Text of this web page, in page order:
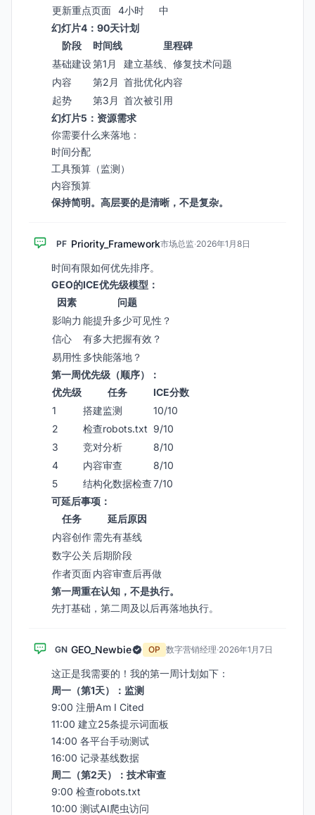
更新重点页面 4小时
中
幻灯片4：90天计划
阶段
时间线
里程碑
基础建设第1月
建立基线、修复技术问题
内容
第2月 首批优化内容
起势
第3月 首次被引用
幻灯片5：资源需求
你需要什么来落地：
时间分配
工具预算（监测）
内容预算
保持简明。高层要的是清晰，不是复杂。
PF Priority_Framework市场总监·2026年1月8日
时间有限如何优先排序。
GEO的ICE优先级模型：
因素
问题
影响力 能提升多少可见性？
信心
有多大把握有效？
易用性 多快能落地？
第一周优先级（顺序）：
优先级
任务
ICE分数
1
搭建监测
10/10
2
检查robots.txt 9/10
3
竞对分析
8/10
4
内容审查
8/10
5
结构化数据检查7/10
可延后事项：
任务
延后原因
内容创作需先有基线
数字公关 后期阶段
作者页面内容审查后再做
第一周重在认知，不是执行。
先打基础，第二周及以后再落地执行。
GN GEO_Newbie OP 数字营销经理·2026年1月7日
这正是我需要的！我的第一周计划如下：
周一（第1天）：监测
9:00 注册Am I Cited
11:00 建立25条提示词面板
14:00 各平台手动测试
16:00 记录基线数据
周二（第2天）：技术审查
9:00 检查robots.txt
10:00 测试AI爬虫访问